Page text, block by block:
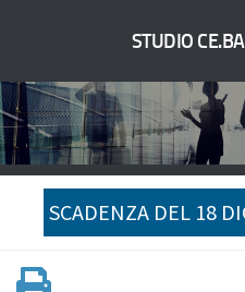
STUDIO
SCADENZA DEL 18